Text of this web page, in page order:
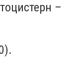
–